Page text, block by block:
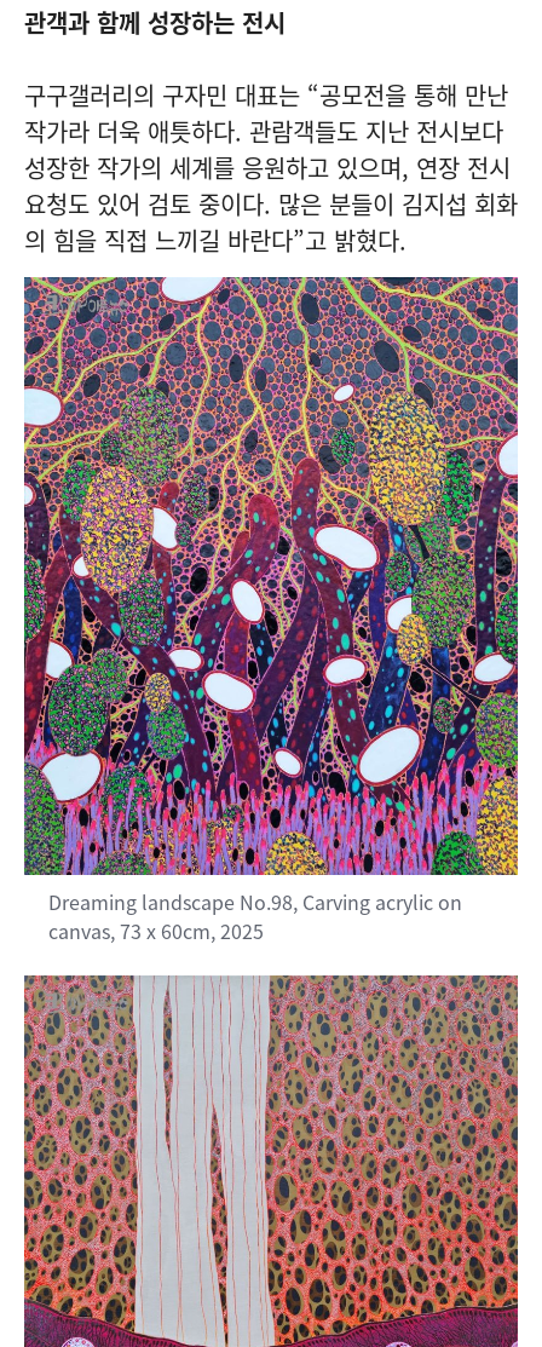
관객과 함께 성장하는 전시
구구갤러리의 구자민 대표는 “공모전을 통해 만난
작가라 더욱 애틋하다. 관람객들도 지난 전시보다
성장한 작가의 세계를 응원하고 있으며, 연장 전시
요청도 있어 검토 중이다. 많은 분들이 김지섭 회화
의 힘을 직접 느끼길 바란다”고 밝혔다.
Dreaming landscape No.98, Carving acrylic on
canvas, 73 x 60cm, 2025